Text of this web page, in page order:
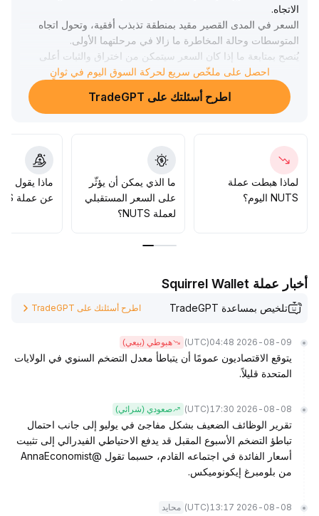
الاتجاه.
السعر في المدى القصير مقيد بمنطقة تذبذب أفقية، وتحول اتجاه
المتوسطات وحالة المخاطرة ما زالا في مرحلتهما الأولى.
يُنصح بمتابعة ما إذا كان السعر سيتمكن من اختراق والثبات أعلى
الحد العلوي للمنطقة (مثل 0
.
78 دولار)، مع ضرورة ارتفاع حجم التداول بشكل واضح لتأكيد
قوة المشترين
حدوث اختراق بحجم عالي يمكن التفكير في زيادة المراكز، مع
ضرورة تلازم ارتفاع السعر والحجم كأساس لتكوين المراكز
المتوسطة الأجل.
قبل الاختراق، يظل أسلوب التداول الأفضل هو البيع عند القمم
والشراء عند القيعان داخل المنطقة.
احصل على ملخّص سريع لحركة السوق اليوم في ثوانٍ
اطرح أسئلتك على TradeGPT
لماذا هبطت عملة
NUTS اليوم؟
ما الذي يمكن أن يؤثّر
على السعر المستقبلي
لعملة NUTS؟
ماذا يقول
عن عملة NUTS؟
أخبار عملة Squirrel Wallet
تلخيص بمساعدة TradeGPT اطرح أسئلتك على TradeGPT
2026-08-09 04:48
(UTC) هبوطي (بيعي)
يتوقع الاقتصاديون عمومًا أن يتباطأ معدل التضخم السنوي في الولايات
المتحدة قليلاً.
2026-08-08 17:30
(UTC) صعودي (شرائي)
تقرير الوظائف الضعيف بشكل مفاجئ في يوليو إلى جانب احتمال
تباطؤ التضخم الأسبوع المقبل قد يدفع الاحتياطي الفيدرالي إلى تثبيت
أسعار الفائدة في اجتماعه القادم، حسبما تقول @AnnaEconomist
من بلومبرغ إيكونوميكس.
2026-08-08 13:17
(UTC) محايد